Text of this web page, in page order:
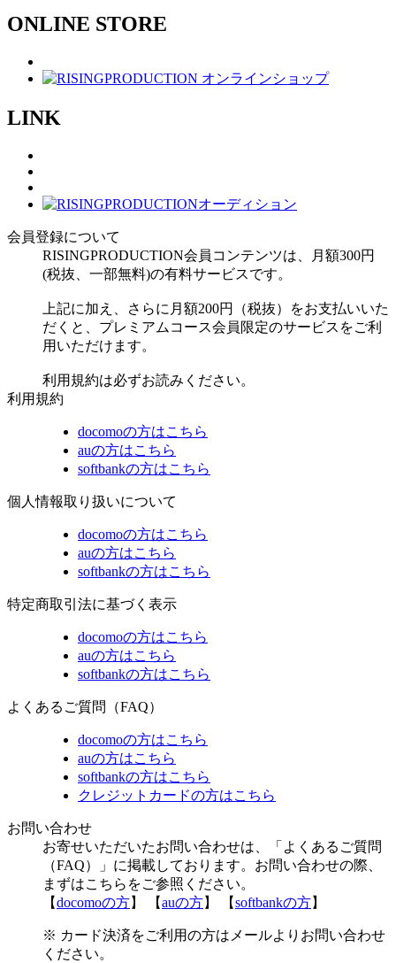
ONLINE STORE
LINK
会員登録について
RISINGPRODUCTION会員コンテンツは、月額300円
(税抜、一部無料)の有料サービスです。
上記に加え、さらに月額200円（税抜）をお支払いいた
だくと、プレミアムコース会員限定のサービスをご利
用いただけます。
利用規約は必ずお読みください。
利用規約
docomoの方はこちら
auの方はこちら
softbankの方はこちら
個人情報取り扱いについて
docomoの方はこちら
auの方はこちら
softbankの方はこちら
特定商取引法に基づく表示
docomoの方はこちら
auの方はこちら
softbankの方はこちら
よくあるご質問（FAQ）
docomoの方はこちら
auの方はこちら
softbankの方はこちら
クレジットカードの方はこちら
お問い合わせ
お寄せいただいたお問い合わせは、「よくあるご質問
（FAQ）」に掲載しております。お問い合わせの際、
まずはこちらをご参照ください。
【docomoの方】 【auの方】 【softbankの方】
※ カード決済をご利用の方はメールよりお問い合わせ
ください。